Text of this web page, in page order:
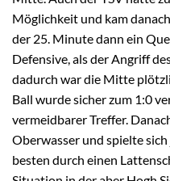
Möglichkeit und kam
der 25. Minute dann ein
Defensive, als der Angriff
dadurch war die Mitte
Ball wurde sicher zum 1:0
vermeidbarer Treffer.
Oberwasser und spielte
besten durch einen